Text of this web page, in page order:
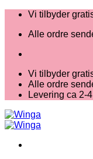
Fortsæt
indhold
Vi tilbyder
Alle ordre
Vi tilbyder
Alle ordre
Levering ca 2-